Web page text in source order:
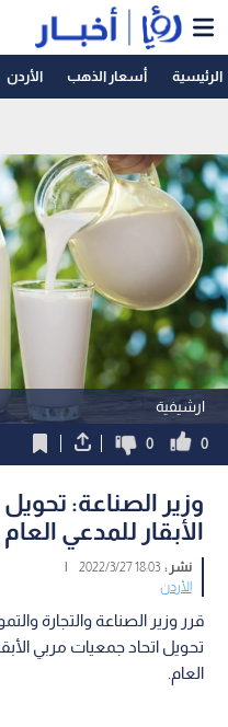
الرئيسية أسعار الذهب الأردن
ارشيفية
0
0
وزير الصناعة:
الأبقار للمدعي العام
نشر :18:03 2022/3/27
|
الأردن
قرر وزير الصناعة والتجارة
تحويل اتحاد جمعيات مربي
العام.